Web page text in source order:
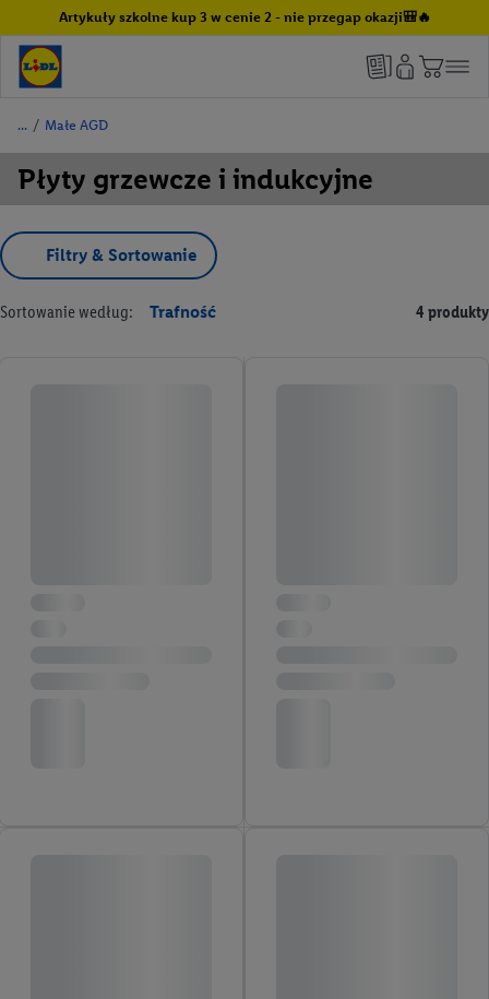
Artykuły szkolne kup 3 w cenie 2 - nie przegap okazji🎒🔥
/ Małe AGD
Płyty grzewcze i indukcyjne
Filtry & Sortowanie
Sortowanie według: Trafność 4 produkty